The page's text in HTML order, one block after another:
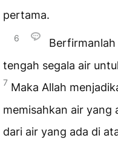
pertama.
6
Berfirmanlah
tengah segala air
7 Maka Allah
memisahkan air yang
dari air yang ada di